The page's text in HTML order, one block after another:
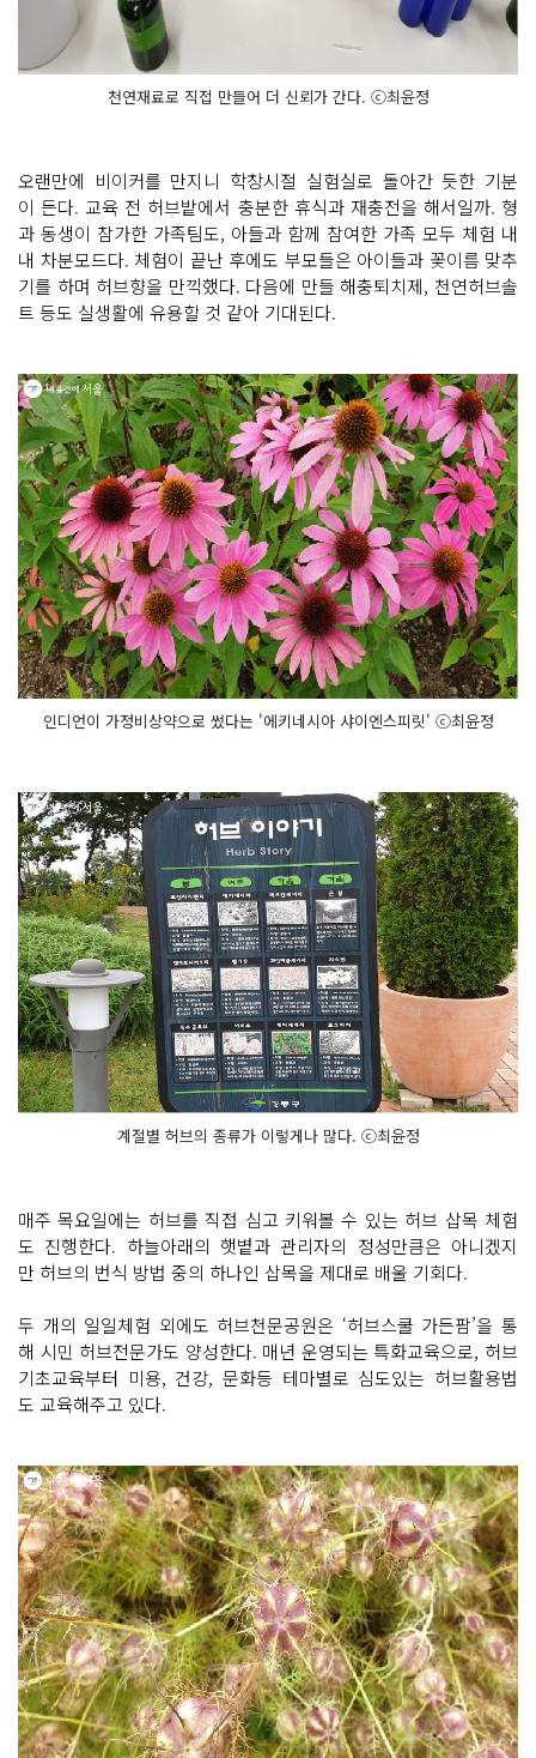
천연재료로 직접 만들어 더 신뢰가 간다. ⓒ최윤정
오랜만에 비이커를 만지니 학창시절 실험실로 돌아간 듯한 기분
이 든다. 교육 전 허브밭에서 충분한 휴식과 재충전을 해서일까. 형
과 동생이 참가한 가족팀도, 아들과 함께 참여한 가족 모두 체험 내
내 차분모드다. 체험이 끝난 후에도 부모들은 아이들과 꽃이름 맞추
기를 하며 허브향을 만끽했다. 다음에 만들 해충퇴치제, 천연허브솔
트 등도 실생활에 유용할 것 같아 기대된다.
인디언이 가정비상약으로 썼다는 '에키네시아 샤이엔스피릿' ⓒ최윤정
계절별 허브의 종류가 이렇게나 많다. ⓒ최윤정
매주 목요일에는 허브를 직접 심고 키워볼 수 있는 허브 삽목 체험
도 진행한다. 하늘아래의 햇볕과 관리자의 정성만큼은 아니겠지
만 허브의 번식 방법 중의 하나인 삽목을 제대로 배울 기회다.
두 개의 일일체험 외에도 허브천문공원은 ‘허브스쿨 가든팜’을 통
해 시민 허브전문가도 양성한다. 매년 운영되는 특화교육으로, 허브
기초교육부터 미용, 건강, 문화등 테마별로 심도있는 허브활용법
도 교육해주고 있다.